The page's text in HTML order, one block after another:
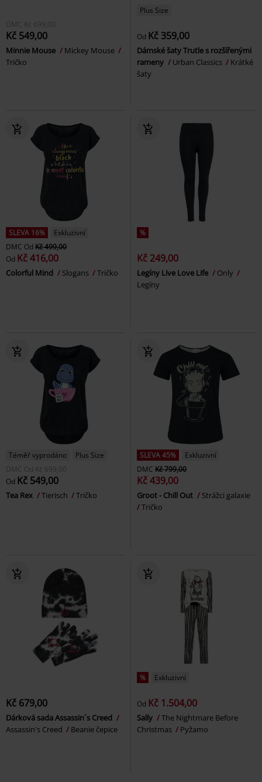
DMC Kč 699,00
Kč 549,00
Minnie Mouse
Mickey Mouse
Tričko
Plus Size
Od Kč 359,00
Dámské šaty Trutle s rozšířenými
rameny
Urban Classics
Krátké
šaty
SLEVA 16%
Exkluzivní
DMC Od Kč 499,00
Od Kč 416,00
Colorful Mind Slogans Tričko
%
Kč 249,00
Legíny Live Love Life
Only
Legíny
Téměř vyprodáno
Plus Size
DMC Od Kč 699,00
Od Kč 549,00
Tea Rex Tierisch Tričko
SLEVA 45%
Exkluzivní
DMC Kč 799,00
Kč 439,00
Groot - Chill Out
Strážci galaxie
Tričko
Kč 679,00
Dárková sada Assassin´s Creed
Assassin's Creed
Beanie čepice
% Exkluzivní
Od Kč 1.504,00
Sally
The Nightmare Before
Christmas
Pyžamo